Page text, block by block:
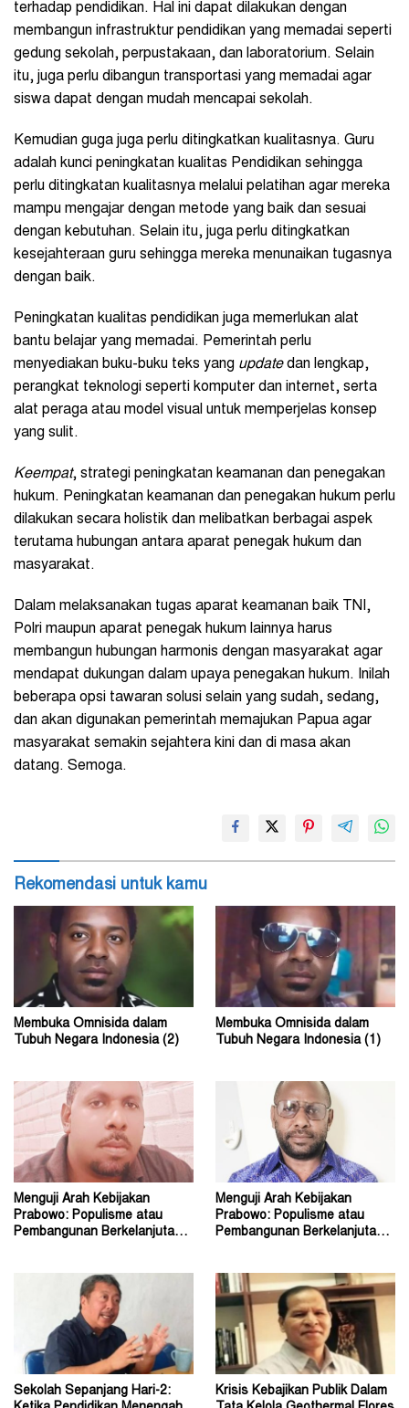
terhadap pendidikan. Hal ini dapat dilakukan dengan
membangun infrastruktur pendidikan yang memadai seperti
gedung sekolah, perpustakaan, dan laboratorium. Selain
itu, juga perlu dibangun transportasi yang memadai agar
siswa dapat dengan mudah mencapai sekolah.
Kemudian guga juga perlu ditingkatkan kualitasnya. Guru
adalah kunci peningkatan kualitas Pendidikan sehingga
perlu ditingkatan kualitasnya melalui pelatihan agar mereka
mampu mengajar dengan metode yang baik dan sesuai
dengan kebutuhan. Selain itu, juga perlu ditingkatkan
kesejahteraan guru sehingga mereka menunaikan tugasnya
dengan baik.
Peningkatan kualitas pendidikan juga memerlukan alat
bantu belajar yang memadai. Pemerintah perlu
menyediakan buku-buku teks yang updatedan lengkap,
perangkat teknologi seperti komputer dan internet, serta
alat peraga atau model visual untuk memperjelas konsep
yang sulit.
Keempat, strategi peningkatan keamanan dan penegakan
hukum. Peningkatan keamanan dan penegakan hukum perlu
dilakukan secara holistik dan melibatkan berbagai aspek
terutama hubungan antara aparat penegak hukum dan
masyarakat.
Dalam melaksanakan tugas aparat keamanan baik TNI,
Polri maupun aparat penegak hukum lainnya harus
membangun hubungan harmonis dengan masyarakat agar
mendapat dukungan dalam upaya penegakan hukum. Inilah
beberapa opsi tawaran solusi selain yang sudah, sedang,
dan akan digunakan pemerintah memajukan Papua agar
masyarakat semakin sejahtera kini dan di masa akan
datang. Semoga.
Rekomendasi untuk kamu
Membuka Omnisida dalam
Tubuh Negara Indonesia (2)
Membuka Omnisida dalam
Tubuh Negara Indonesia (1)
Menguji Arah Kebijakan
Prabowo: Populisme atau
Pembangunan Berkelanjutan?
Menguji Arah Kebijakan
Prabowo: Populisme atau
Pembangunan Berkelanjutan?
Sekolah Sepanjang Hari-2:
Krisis Kebajikan Publik Dalam